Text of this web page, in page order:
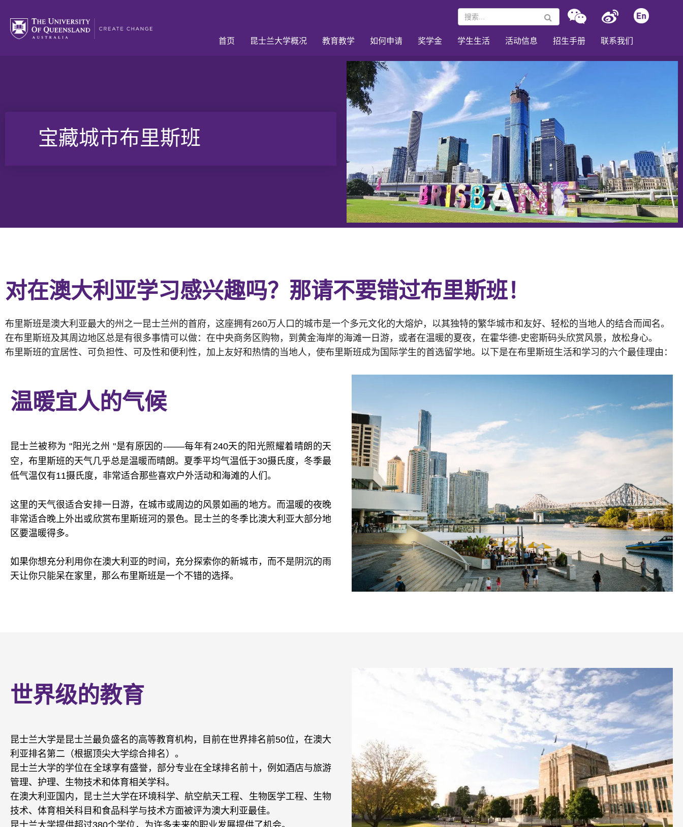
首页 昆士兰大学概况 教育教学 如何申请 奖学金 学生生活 活动信息 招生手册 联系我们
宝藏城市布里斯班
对在澳大利亚学习感兴趣吗？那请不要错过布里斯班！
布里斯班是澳大利亚最大的州之一昆士兰州的首府，这座拥有260万人口的城市是一个多元文化的大熔炉，以其独特的繁华城市和友好、轻松的当地人的结合而闻名。
在布里斯班及其周边地区总是有很多事情可以做：在中央商务区购物，到黄金海岸的海滩一日游，或者在温暖的夏夜，在霍华德-史密斯码头欣赏风景，放松身心。
布里斯班的宜居性、可负担性、可及性和便利性，加上友好和热情的当地人，使布里斯班成为国际学生的首选留学地。以下是在布里斯班生活和学习的六个最佳理由：
温暖宜人的气候
昆士兰被称为 "阳光之州 "是有原因的-——每年有240天的阳光照耀着晴朗的天
空，布里斯班的天气几乎总是温暖而晴朗。夏季平均气温低于30摄氏度，冬季最
低气温仅有11摄氏度，非常适合那些喜欢户外活动和海滩的人们。
这里的天气很适合安排一日游，在城市或周边的风景如画的地方。而温暖的夜晚
非常适合晚上外出或欣赏布里斯班河的景色。昆士兰的冬季比澳大利亚大部分地
区要温暖得多。
如果你想充分利用你在澳大利亚的时间，充分探索你的新城市，而不是阴沉的雨
天让你只能呆在家里，那么布里斯班是一个不错的选择。
世界级的教育
昆士兰大学是昆士兰最负盛名的高等教育机构，目前在世界排名前50位，在澳大
利亚排名第二（根据顶尖大学综合排名）。
昆士兰大学的学位在全球享有盛誉，部分专业在全球排名前十，例如酒店与旅游
管理、护理、生物技术和体育相关学科。
在澳大利亚国内，昆士兰大学在环境科学、航空航天工程、生物医学工程、生物
技术、体育相关科目和食品科学与技术方面被评为澳大利亚最佳。
昆士兰大学提供超过380个学位，为许多未来的职业发展提供了机会。